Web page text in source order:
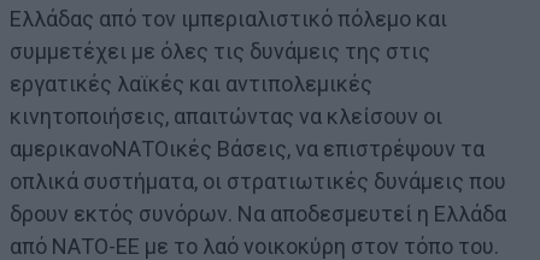
Ελλάδας από τον ιμπεριαλιστικό πόλεμο και
συμμετέχει με όλες τις δυνάμεις της στις
εργατικές λαϊκές και αντιπολεμικές
κινητοποιήσεις, απαιτώντας να κλείσουν οι
αμερικανοΝΑΤΟικές Βάσεις, να επιστρέψουν τα
οπλικά συστήματα, οι στρατιωτικές δυνάμεις που
δρουν εκτός συνόρων. Να αποδεσμευτεί η Ελλάδα
από ΝΑΤΟ-ΕΕ με το λαό νοικοκύρη στον τόπο του.